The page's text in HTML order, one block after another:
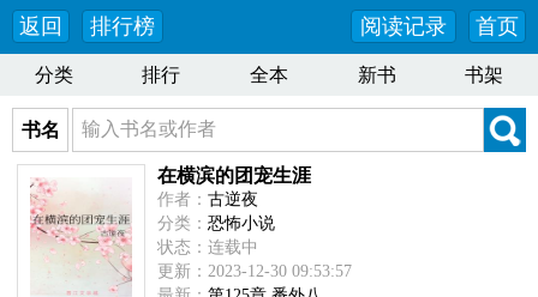
返回 排行榜 首页
阅读记录
分类 排行 全本 新书 书架
书名
在横滨的团宠生涯
作者： 古逆夜
分类： 恐怖小说
状态：连载中
更新：2023-12-30 09:53:57